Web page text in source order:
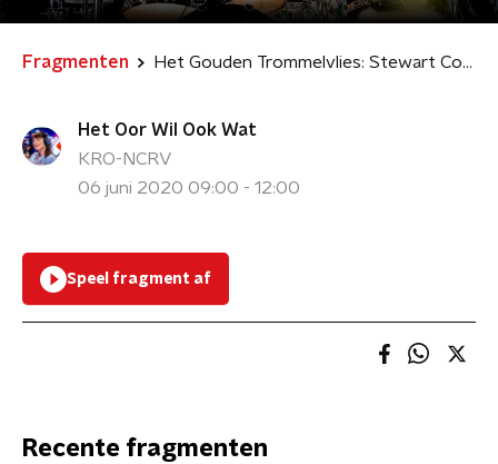
Fragmenten Het Gouden Trommelvlies: Stewart Copeland
Het Oor Wil Ook Wat
KRO-NCRV
06 juni 2020 09:00 - 12:00
Speel fragment af
Recente fragmenten